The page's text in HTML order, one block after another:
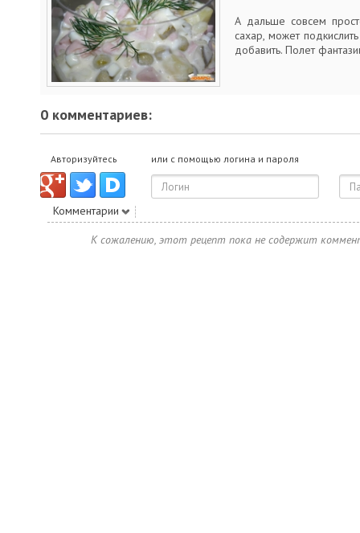
А дальше совсем
сахар, может
добавить. Полет
0 комментариев:
Авторизуйтесь или с помощью логина и пароля
Комментарии
К сожалению, этот рецепт пока не содержит